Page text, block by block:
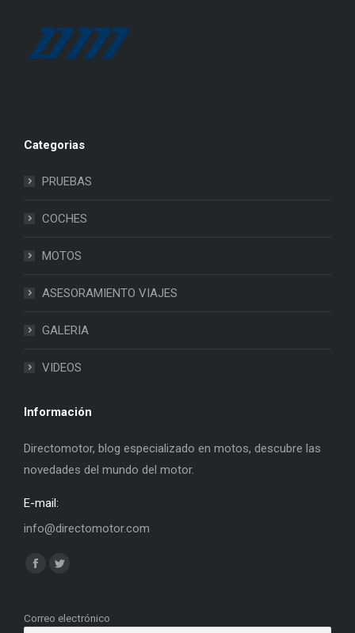
Categorias
PRUEBAS
COCHES
MOTOS
ASESORAMIENTO VIAJES
GALERIA
VIDEOS
Información
Directomotor, blog especializado en motos, descubre las
novedades del mundo del motor.
E-mail:
info@directomotor.com
Find us on:
Facebook
opens
Twitter
opens
Correo electrónico